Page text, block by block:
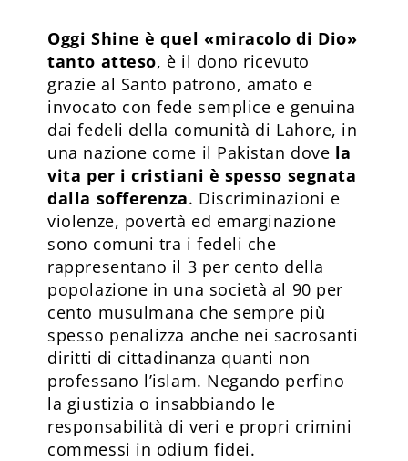
Oggi Shine è quel «miracolo di Dio»
tanto atteso, è il dono ricevuto
grazie al Santo patrono, amato e
invocato con fede semplice e genuina
dai fedeli della comunità di Lahore, in
una nazione come il Pakistan dove la
vita per i cristiani è spesso segnata
dalla sofferenza. Discriminazioni e
violenze, povertà ed emarginazione
sono comuni tra i fedeli che
rappresentano il 3 per cento della
popolazione in una società al 90 per
cento musulmana che sempre più
spesso penalizza anche nei sacrosanti
diritti di cittadinanza quanti non
professano l’islam. Negando perfino
la giustizia o insabbiando le
responsabilità di veri e propri crimini
commessi in odium fidei.